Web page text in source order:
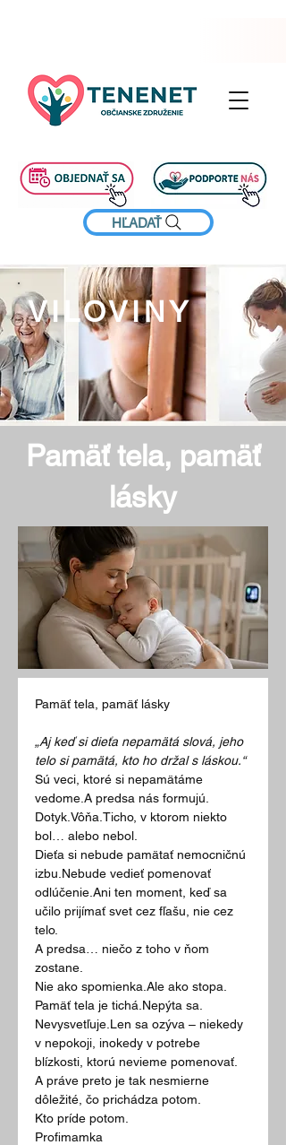
HĽADAŤ
Pamäť tela, pamäť
lásky
Pamäť tela, pamäť lásky
„Aj keď si dieťa nepamätá slová, jeho
telo si pamätá, kto ho držal s láskou.“
Sú veci, ktoré si nepamätáme
vedome.A predsa nás formujú.
Dotyk.Vôňa.Ticho, v ktorom niekto
bol… alebo nebol.
Dieťa si nebude pamätať nemocničnú
izbu.Nebude vedieť pomenovať
odlúčenie.Ani ten moment, keď sa
učilo prijímať svet cez fľašu, nie cez
telo.
A predsa… niečo z toho v ňom
zostane.
Nie ako spomienka.Ale ako stopa.
Pamäť tela je tichá.Nepýta sa.
Nevysvetľuje.Len sa ozýva – niekedy
v nepokoji, inokedy v potrebe
blízkosti, ktorú nevieme pomenovať.
A práve preto je tak nesmierne
dôležité, čo prichádza potom.
Kto príde potom.
Profimamka
VILOVINY